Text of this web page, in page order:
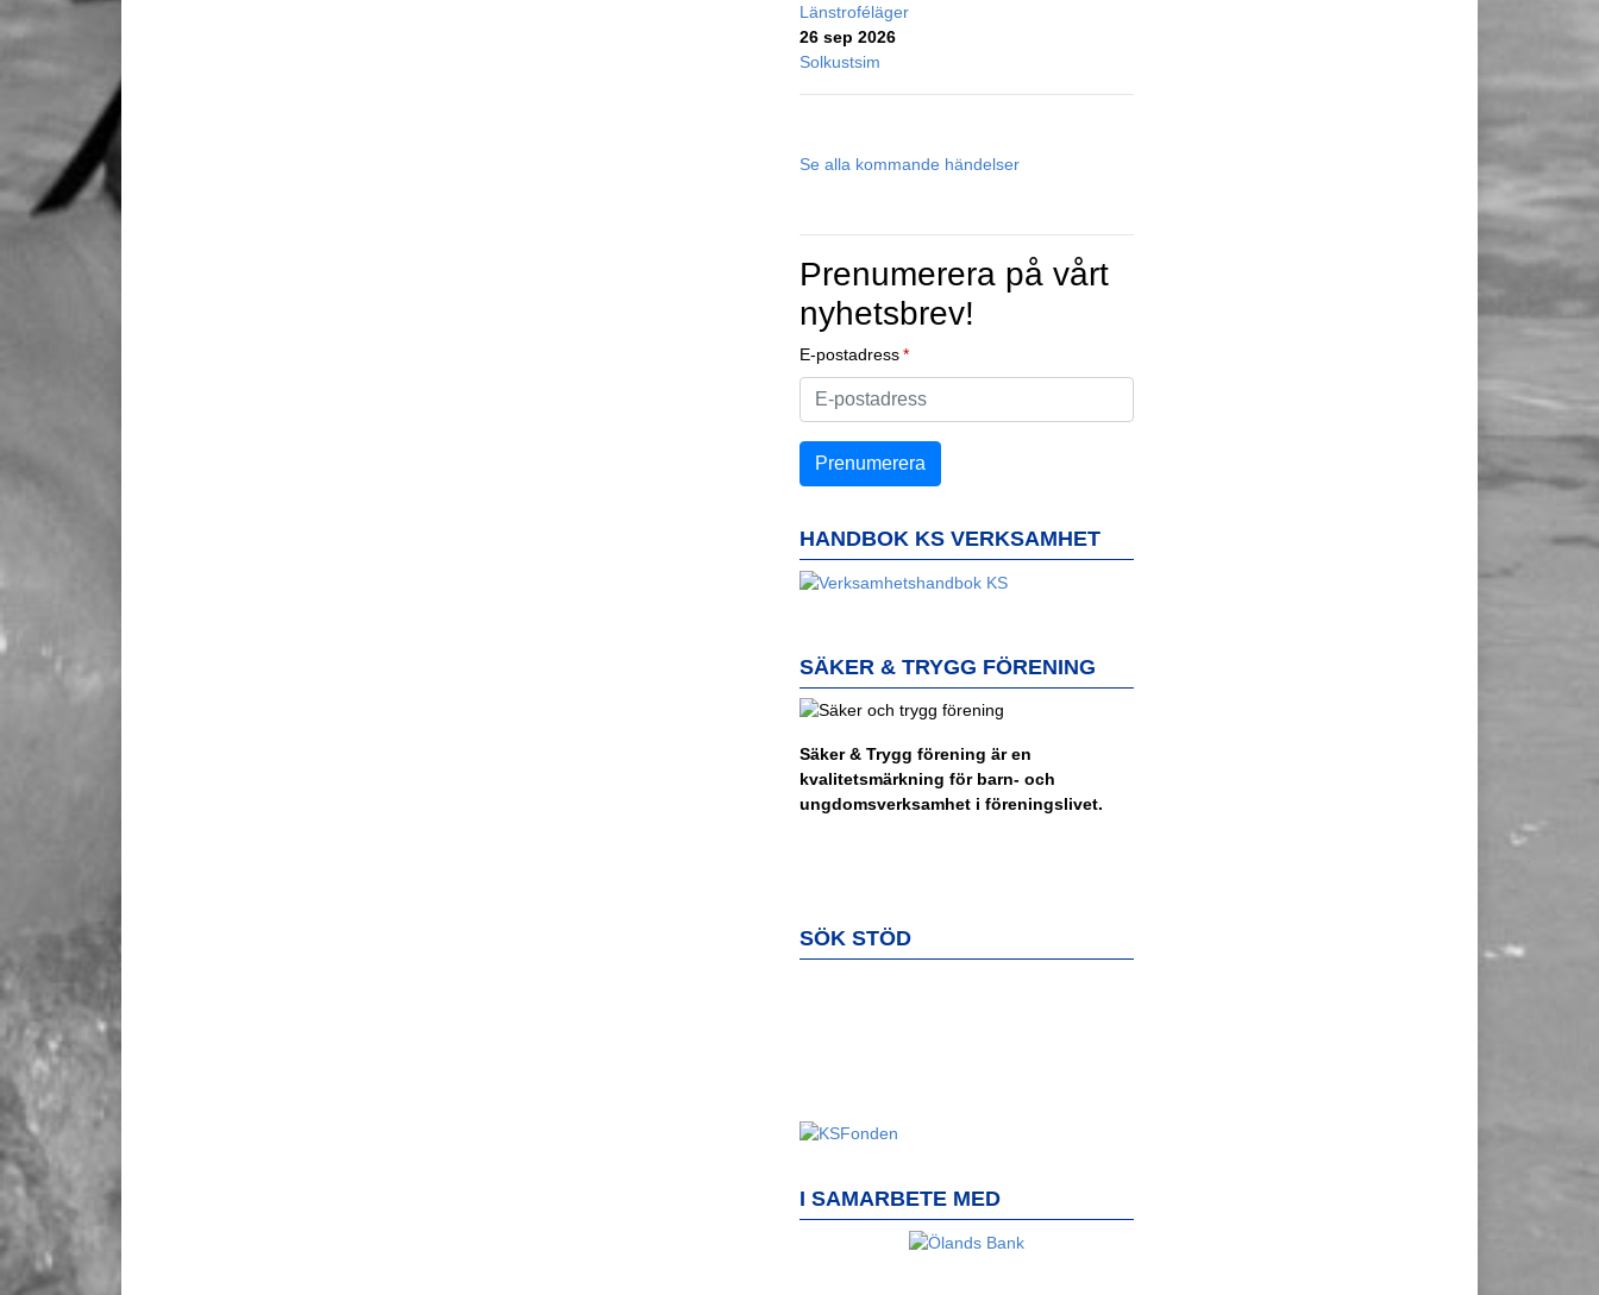
Länstroféläger
26 sep 2026
Solkustsim
Se alla kommande händelser
Prenumerera på vårt
nyhetsbrev!
E-postadress
HANDBOK KS VERKSAMHET
SÄKER & TRYGG FÖRENING
Säker & Trygg förening är en
kvalitetsmärkning för barn- och
ungdomsverksamhet i föreningslivet.
SÖK STÖD
I SAMARBETE MED